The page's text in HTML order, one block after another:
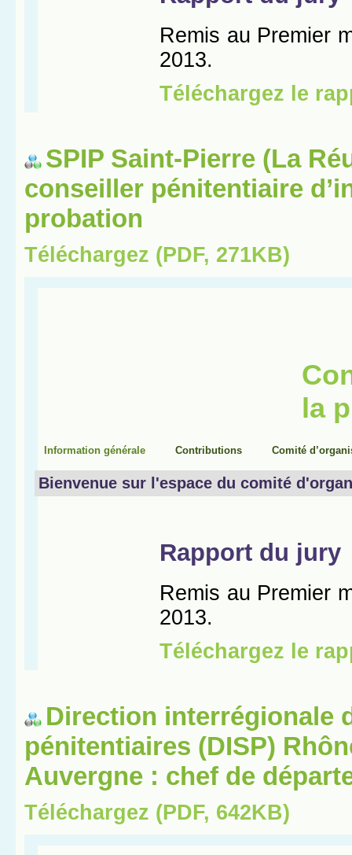
SPIP Saint-Pierre (La
conseiller pénitentiaire
probation
Téléchargez (PDF, 271KB)
Direction interrégionale
pénitentiaires (DISP)
Auvergne : chef de
Téléchargez (PDF, 642KB)